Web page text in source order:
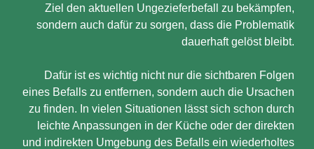
Ziel den aktuellen Ungezieferbefall zu bekämpfen,
sondern auch dafür zu sorgen, dass die Problematik
dauerhaft gelöst bleibt.
Dafür ist es wichtig nicht nur die sichtbaren Folgen
eines Befalls zu entfernen, sondern auch die Ursachen
zu finden. In vielen Situationen lässt sich schon durch
leichte Anpassungen in der Küche oder der direkten
und indirekten Umgebung des Befalls ein wiederholtes